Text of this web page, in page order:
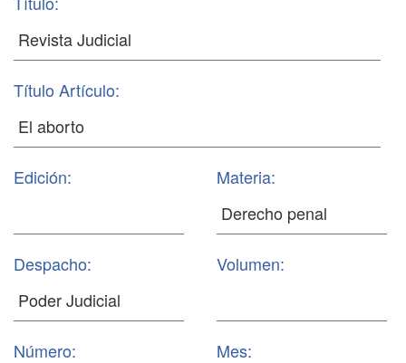
Título Artículo:
Edición: Materia:
Despacho: Volumen:
Número: Mes: